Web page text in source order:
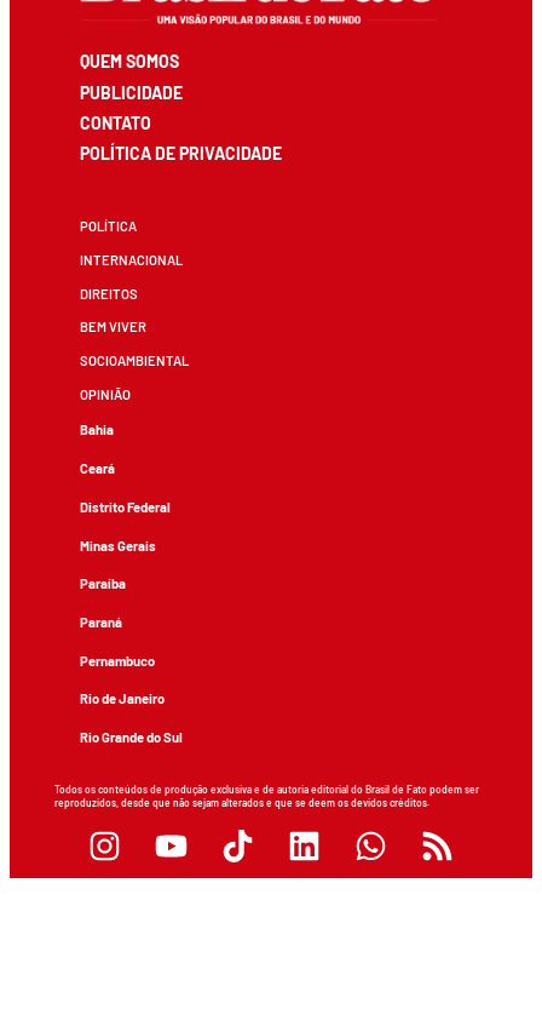
QUEM SOMOS
PUBLICIDADE
CONTATO
POLÍTICA DE PRIVACIDADE
POLÍTICA
INTERNACIONAL
DIREITOS
BEM VIVER
SOCIOAMBIENTAL
OPINIÃO
Bahia
Ceará
Distrito Federal
Minas Gerais
Paraíba
Paraná
Pernambuco
Rio de Janeiro
Rio Grande do Sul
Todos os conteúdos de produção exclusiva e de autoria editorial do Brasil de Fato podem ser
reproduzidos, desde que não sejam alterados e que se deem os devidos créditos.